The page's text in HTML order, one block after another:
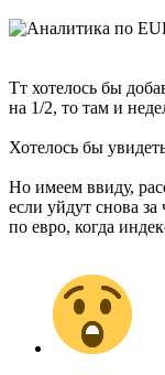
Тт хотелось бы
на 1/2, то там и
Хотелось бы
Но имеем ввиду,
если уйдут снова
по евро, когда